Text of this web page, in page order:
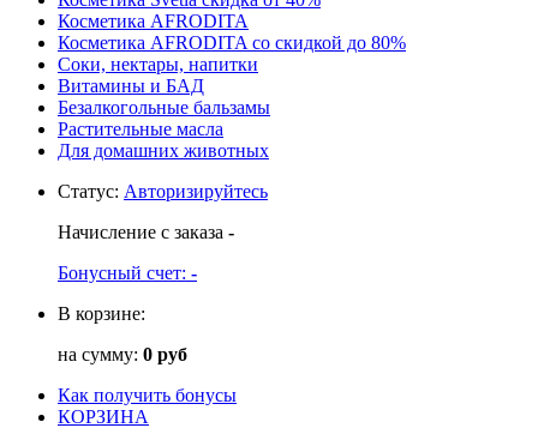
Косметика AFRODITA
Косметика AFRODITA со скидкой до 80%
Соки, нектары, напитки
Витамины и БАД
Безалкогольные бальзамы
Растительные масла
Для домашних животных
Статус: Авторизируйтесь
Начисление с заказа -
Бонусный счет: -
В корзине:
на сумму: 0 руб
Как получить бонусы
КОРЗИНА